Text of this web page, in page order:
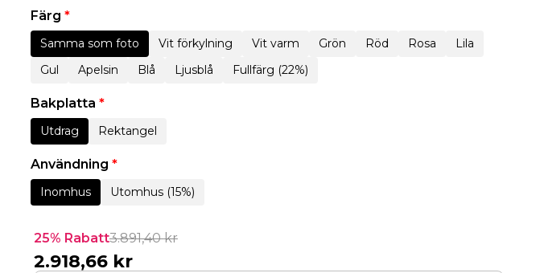
Färg *
Samma som foto Vit förkylning Vit varm Grön Röd Rosa
Lila
Gul
Apelsin Blå Ljusblå Fullfärg (22%)
Bakplatta *
Utdrag Rektangel
Användning *
Inomhus Utomhus (15%)
25% Rabatt3.891,40kr
2.918,66 kr